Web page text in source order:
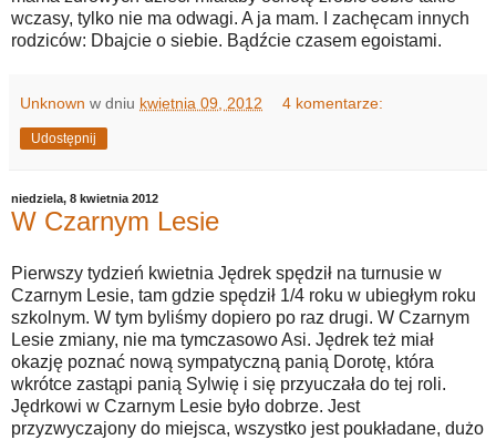
wczasy, tylko nie ma odwagi. A ja mam. I zachęcam innych
rodziców: Dbajcie o siebie. Bądźcie czasem egoistami.
Unknown w dniu kwietnia 09, 2012 4 komentarze:
Udostępnij
niedziela, 8 kwietnia 2012
W Czarnym Lesie
Pierwszy tydzień kwietnia Jędrek spędził na turnusie w
Czarnym Lesie, tam gdzie spędził 1/4 roku w ubiegłym roku
szkolnym. W tym byliśmy dopiero po raz drugi. W Czarnym
Lesie zmiany, nie ma tymczasowo Asi. Jędrek też miał
okazję poznać nową sympatyczną panią Dorotę, która
wkrótce zastąpi panią Sylwię i się przyuczała do tej roli.
Jędrkowi w Czarnym Lesie było dobrze. Jest
przyzwyczajony do miejsca, wszystko jest poukładane, dużo